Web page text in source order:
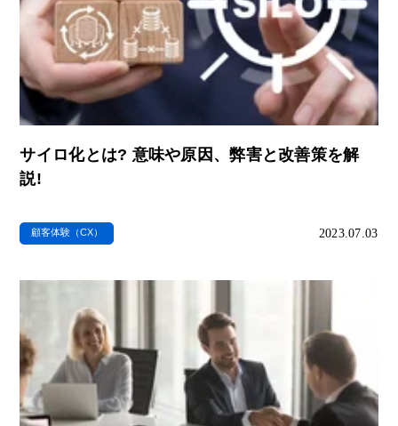
サイロ化とは? 意味や原因、弊害と改善策を解
説!
顧客体験（CX） 2023.07.03